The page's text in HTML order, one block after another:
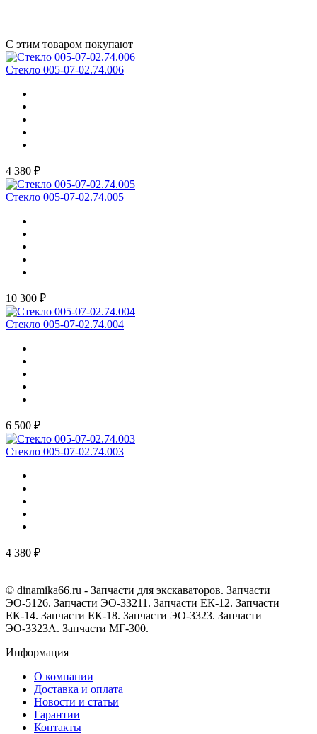
С этим товаром покупают
Стекло 005-07-02.74.006
4 380 ₽
Стекло 005-07-02.74.005
10 300 ₽
Стекло 005-07-02.74.004
6 500 ₽
Стекло 005-07-02.74.003
4 380 ₽
© dinamika66.ru - Запчасти для экскаваторов. Запчасти
ЭО-5126. Запчасти ЭО-33211. Запчасти ЕК-12. Запчасти
ЕК-14. Запчасти ЕК-18. Запчасти ЭО-3323. Запчасти
ЭО-3323А. Запчасти МГ-300.
Информация
О компании
Доставка и оплата
Новости и статьи
Гарантии
Контакты